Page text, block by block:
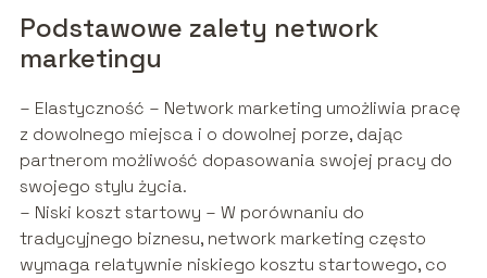
Podstawowe zalety network
marketingu
– Elastyczność – Network marketing umożliwia pracę
z dowolnego miejsca i o dowolnej porze, dając
partnerom możliwość dopasowania swojej pracy do
swojego stylu życia.
– Niski koszt startowy – W porównaniu do
tradycyjnego biznesu, network marketing często
wymaga relatywnie niskiego kosztu startowego, co